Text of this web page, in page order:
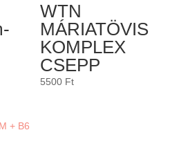
WTN
MÁRIATÖVIS
KOMPLEX
CSEPP
5500 Ft